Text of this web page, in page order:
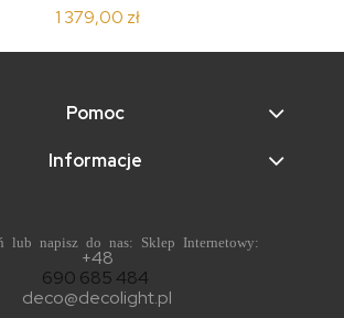
1 379,00 zł
Pomoc
Informacje
lub napisz do nas: Sklep Internetowy:
+48
690 685 484
deco@decolight.pl